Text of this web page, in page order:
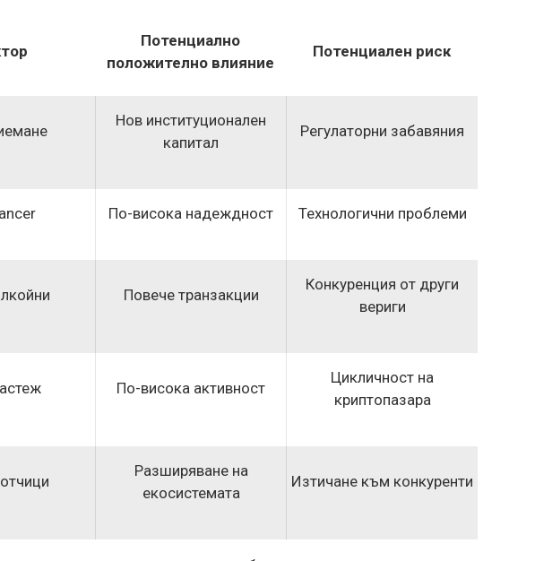
Потенциално
положително влияние
Потенциален риск
Нов институционален
капитал
Регулаторни забавяния
По-висока надеждност Технологични проблеми
Повече транзакции
Конкуренция от други
вериги
По-висока активност
Цикличност на
криптопазара
Разширяване на
екосистемата
Изтичане към конкуренти